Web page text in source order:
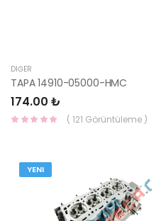
DIĞER
TAPA 14910-05000-HMC
174.00 ₺
( 121 Görüntüleme )
YENI